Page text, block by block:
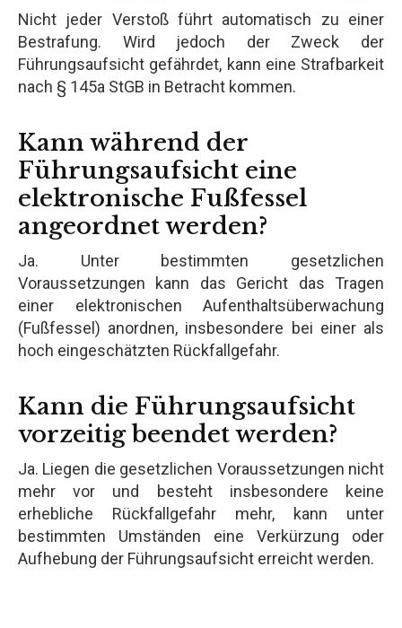
Nicht jeder Verstoß führt automatisch zu einer
Bestrafung. Wird jedoch der Zweck der
Führungsaufsicht gefährdet, kann eine Strafbarkeit
nach § 145a StGB in Betracht kommen.
Kann während der
Führungsaufsicht eine
elektronische Fußfessel
angeordnet werden?
Ja. Unter bestimmten gesetzlichen
Voraussetzungen kann das Gericht das Tragen
einer elektronischen Aufenthaltsüberwachung
(Fußfessel) anordnen, insbesondere bei einer als
hoch eingeschätzten Rückfallgefahr.
Kann die Führungsaufsicht
vorzeitig beendet werden?
Ja. Liegen die gesetzlichen Voraussetzungen nicht
mehr vor und besteht insbesondere keine
erhebliche Rückfallgefahr mehr, kann unter
bestimmten Umständen eine Verkürzung oder
Aufhebung der Führungsaufsicht erreicht werden.